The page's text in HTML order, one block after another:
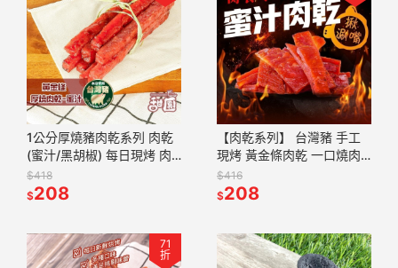
1公分厚燒豬肉乾系列 肉乾
(蜜汁/黑胡椒) 每日現烤 肉
乾 肉干 手工現烤 台灣豬
【甜園】
$418
$208
【肉乾系列】 台灣豬 手工
現烤 黃金條肉乾 一口燒肉
乾 杏仁薄片 杏仁脆片 蜜汁
肉乾【甜園】
$416
$208
71
折